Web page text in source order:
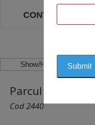
CONTACT
Show/Hide Left Side
Parcul
Cod 2440